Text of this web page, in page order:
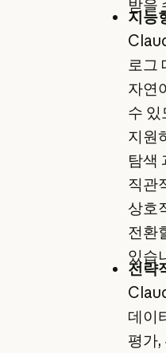
받을
지능
로그
자연
수 있
지원
탐색
직관
상호
전환
있습
전략
데이
평가,